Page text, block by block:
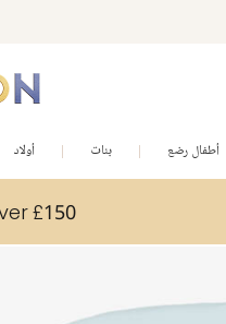
أطفال رضع بنات أولاد
£150